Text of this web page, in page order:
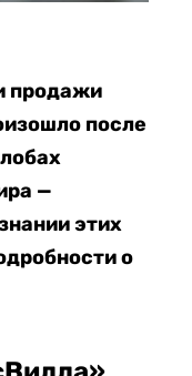
продажи
после
—
этих
о